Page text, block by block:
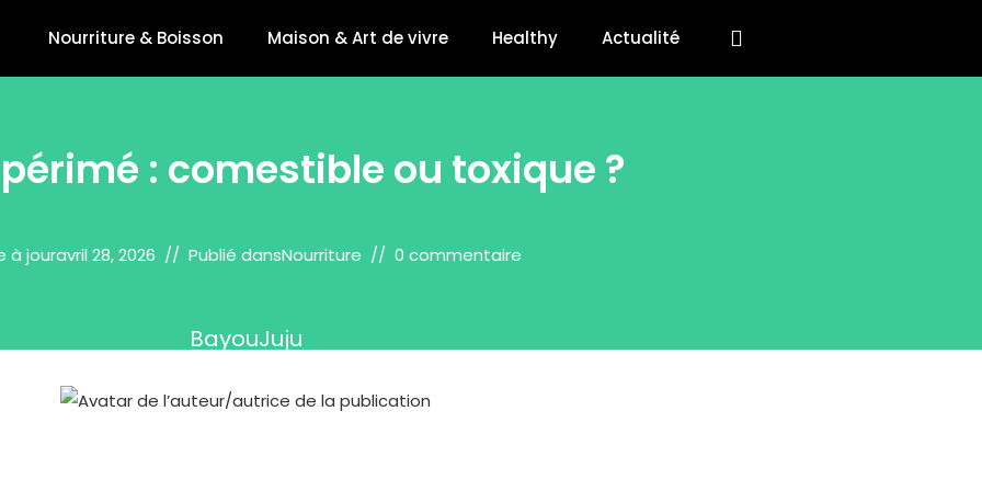
Nourriture & Boisson Maison & Art de vivre Healthy Actualité
: comestible ou toxique ?
à jouravril 28, 2026 Publié dansNourriture 0 commentaire
BayouJuju